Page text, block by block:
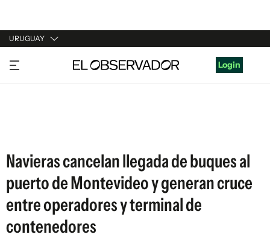
URUGUAY
URUGUAY
ARGENTINA
Login
Navieras cancelan llegada de buques al
puerto de Montevideo y generan cruce
entre operadores y terminal de
contenedores